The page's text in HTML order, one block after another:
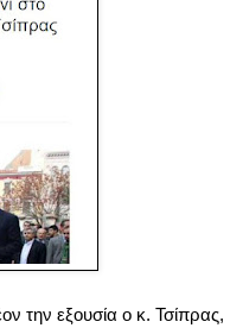
την εξουσία ο κ. Τσίπρας,